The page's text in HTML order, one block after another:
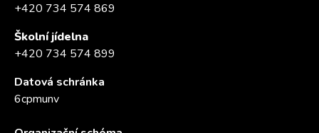
+420 734 574 869
Školní jídelna
+420 734 574 899
Datová schránka
6cpmunv